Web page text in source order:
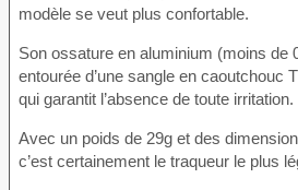
modèle se veut plus confortable.
Son ossature en aluminium (moins de
entourée d’une sangle en caoutchouc
qui garantit l’absence de toute irritation.
Avec un poids de 29g et des
c’est certainement le traqueur le plus